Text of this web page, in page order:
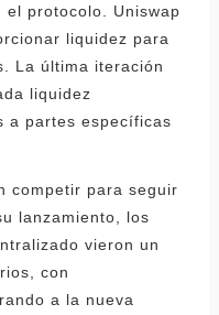
el protocolo. Uniswap
liquidez para
La última iteración
liquidez
a partes específicas
competir para seguir
lanzamiento, los
vieron un
con
a la nueva